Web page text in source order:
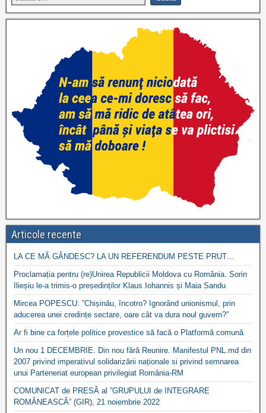
Articole recente
LA CE MĂ GÂNDESC? LA UN REFERENDUM PESTE PRUT…
Proclamația pentru (re)Unirea Republicii Moldova cu România. Sorin
Ilieșiu le-a trimis-o președinților Klaus Iohannis și Maia Sandu
Mircea POPESCU: ”Chișinău, încotro? Ignorând unionismul, prin
aducerea unei credințe sectare, oare cât va dura noul guvern?”
Ar fi bine ca forțele politice provestice să facă o Platformă comună
Un nou 1 DECEMBRIE. Din nou fără Reunire. Manifestul PNL.md din
2007 privind imperativul solidarizării naționale si privind semnarea
unui Parteneriat european privilegiat România-RM
COMUNICAT de PRESĂ al ”GRUPULUI de INTEGRARE
ROMÂNEASCĂ” (GIR), 21 noiembrie 2022